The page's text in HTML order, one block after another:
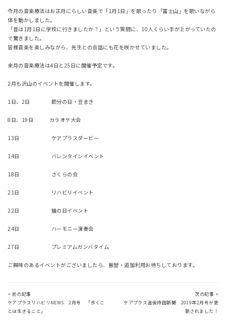
今月の音楽療法はお正月にらしい音楽で「1月1日」を歌ったり「富士山」を歌いながら
体を動かしました。
「昔は1月1日に学校に行きましたか？」という質問に、10人くらい手が上がっていたの
で驚きました。
皆様音楽を楽しみながら、先生との会話にも花を咲かせていました。
来月の音楽療法は4日と25日に開催予定です。
2月も沢山のイベントを開催します。
1日、2日 節分の日・豆まき
8日、19日 カラオケ大会
13日 ケアプラスダービー
14日 バレンタインイベント
18日 さくらの会
21日 リハビリイベント
22日 猫の日イベント
24日 ハーモニー演奏会
27日 プレミアムガンバタイム
ご興味のあるイベントがございましたら、振替・追加利用お待ちしております。
< 前の記事
ケアプラスリハビリNEWS 2月号 「歩くこ
とは生きること」
次の記事 >
ケアプラス道後持田新聞 2019年2月号が更
新されました！